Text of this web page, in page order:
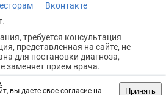
.
вы даете свое согласие на
Принять
Вконтакте
требуется консультация
представленная на сайте, не
для постановки диагноза,
заменяет прием врача.
18+